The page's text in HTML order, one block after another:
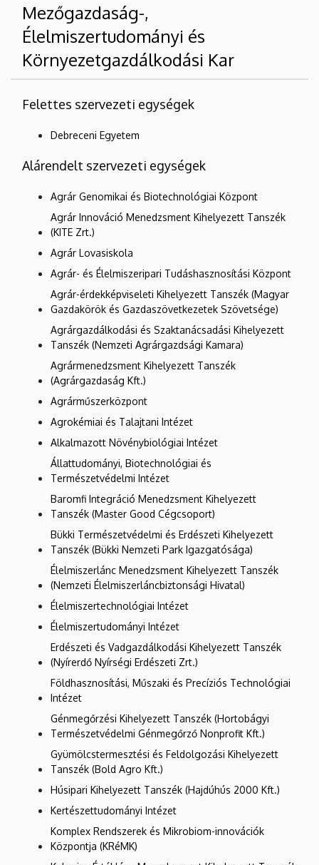
Mezőgazdaság-,
Élelmiszertudományi és
Környezetgazdálkodási Kar
Felettes szervezeti egységek
Debreceni Egyetem
Alárendelt szervezeti egységek
Agrár Genomikai és Biotechnológiai Központ
Agrár Innováció Menedzsment Kihelyezett Tanszék
(KITE Zrt.)
Agrár Lovasiskola
Agrár- és Élelmiszeripari Tudáshasznosítási Központ
Agrár-érdekképviseleti Kihelyezett Tanszék (Magyar
Gazdakörök és Gazdaszövetkezetek Szövetsége)
Agrárgazdálkodási és Szaktanácsadási Kihelyezett
Tanszék (Nemzeti Agrárgazdsági Kamara)
Agrármenedzsment Kihelyezett Tanszék
(Agrárgazdaság Kft.)
Agrárműszerközpont
Agrokémiai és Talajtani Intézet
Alkalmazott Növénybiológiai Intézet
Állattudományi, Biotechnológiai és
Természetvédelmi Intézet
Baromfi Integráció Menedzsment Kihelyezett
Tanszék (Master Good Cégcsoport)
Bükki Természetvédelmi és Erdészeti Kihelyezett
Tanszék (Bükki Nemzeti Park Igazgatósága)
Élelmiszerlánc Menedzsment Kihelyezett Tanszék
(Nemzeti Élelmiszerláncbiztonsági Hivatal)
Élelmiszertechnológiai Intézet
Élelmiszertudományi Intézet
Erdészeti és Vadgazdálkodási Kihelyezett Tanszék
(Nyírerdő Nyírségi Erdészeti Zrt.)
Földhasznosítási, Műszaki és Precíziós Technológiai
Intézet
Génmegőrzési Kihelyezett Tanszék (Hortobágyi
Természetvédelmi Génmegőrző Nonprofit Kft.)
Gyümölcstermesztési és Feldolgozási Kihelyezett
Tanszék (Bold Agro Kft.)
Húsipari Kihelyezett Tanszék (Hajdúhús 2000 Kft.)
Kertészettudományi Intézet
Komplex Rendszerek és Mikrobiom-innovációk
Központja (KRéMK)